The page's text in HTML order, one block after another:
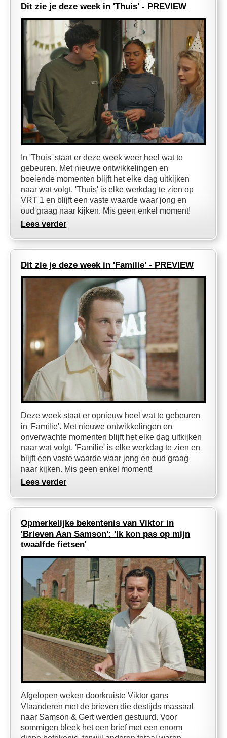
Dit zie je deze week in 'Thuis' - PREVIEW
In 'Thuis' staat er deze week weer heel wat te
gebeuren. Met nieuwe ontwikkelingen en
boeiende momenten blijft het elke dag uitkijken
naar wat volgt. 'Thuis' is elke werkdag te zien op
VRT 1 en blijft een vaste waarde waar jong en
oud graag naar kijken. Mis geen enkel moment!
Lees verder
Dit zie je deze week in 'Familie' - PREVIEW
Deze week staat er opnieuw heel wat te gebeuren
in 'Familie'. Met nieuwe ontwikkelingen en
onverwachte momenten blijft het elke dag uitkijken
naar wat volgt. 'Familie' is elke werkdag te zien en
blijft een vaste waarde waar jong en oud graag
naar kijken. Mis geen enkel moment!
Lees verder
Opmerkelijke bekentenis van Viktor in
'Brieven Aan Samson': 'Ik kon pas op mijn
twaalfde fietsen'
Afgelopen weken doorkruiste Viktor gans
Vlaanderen met de brieven die destijds massaal
naar Samson & Gert werden gestuurd. Voor
sommigen bleek het een brief met een enorm